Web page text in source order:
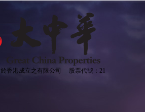
於香港成立之有限公司 股票代號：21